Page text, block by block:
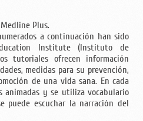
Plus.
a continuación han sido
Institute (Instituto de
tutoriales ofrecen información
medidas para su prevención,
de una vida sana. En cada
animadas y se utiliza vocabulario
puede escuchar la narración del